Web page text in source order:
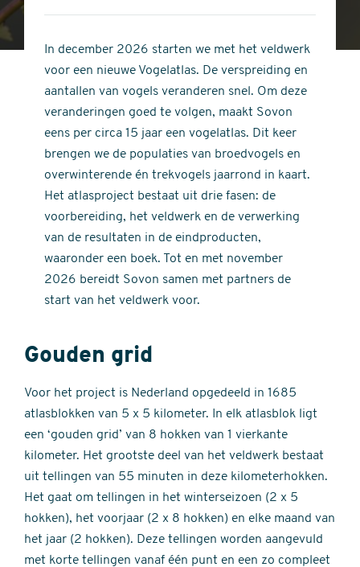
stars
of
stars
In december 2026 starten we met het veldwerk
voor een nieuwe Vogelatlas. De verspreiding en
aantallen van vogels veranderen snel. Om deze
veranderingen goed te volgen, maakt Sovon
eens per circa 15 jaar een vogelatlas. Dit keer
brengen we de populaties van broedvogels en
overwinterende én trekvogels jaarrond in kaart.
Het atlasproject bestaat uit drie fasen: de
voorbereiding, het veldwerk en de verwerking
van de resultaten in de eindproducten,
waaronder een boek. Tot en met november
2026 bereidt Sovon samen met partners de
start van het veldwerk voor.
Gouden grid
Voor het project is Nederland opgedeeld in 1685
atlasblokken van 5 x 5 kilometer. In elk atlasblok ligt
een ‘gouden grid’ van 8 hokken van 1 vierkante
kilometer. Het grootste deel van het veldwerk bestaat
uit tellingen van 55 minuten in deze kilometerhokken.
Het gaat om tellingen in het winterseizoen (2 x 5
hokken), het voorjaar (2 x 8 hokken) en elke maand van
het jaar (2 hokken). Deze tellingen worden aangevuld
met korte tellingen vanaf één punt en een zo compleet